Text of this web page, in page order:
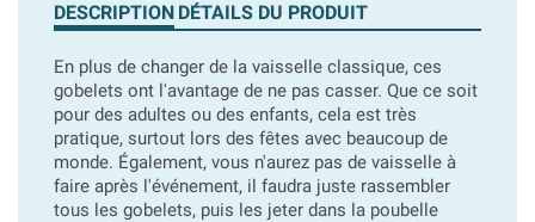
DESCRIPTION DÉTAILS DU PRODUIT
En plus de changer de la vaisselle classique, ces
gobelets ont l'avantage de ne pas casser. Que ce soit
pour des adultes ou des enfants, cela est très
pratique, surtout lors des fêtes avec beaucoup de
monde. Également, vous n'aurez pas de vaisselle à
faire après l'événement, il faudra juste rassembler
tous les gobelets, puis les jeter dans la poubelle